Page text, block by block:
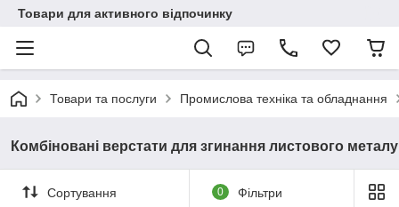
Товари для активного відпочинку
Товари та послуги Промислова техніка та обладнання
Комбіновані верстати для згинання листового металу
Сортування 0 Фільтри